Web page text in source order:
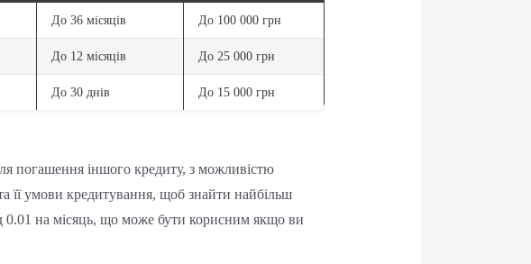
До 36 місяців До 100 000 грн
До 12 місяців До 25 000 грн
До 30 днів До 15 000 грн
погашення іншого кредиту, з можливістю
її умови кредитування, щоб знайти найбільш
0.01 на місяць, що може бути корисним якщо ви